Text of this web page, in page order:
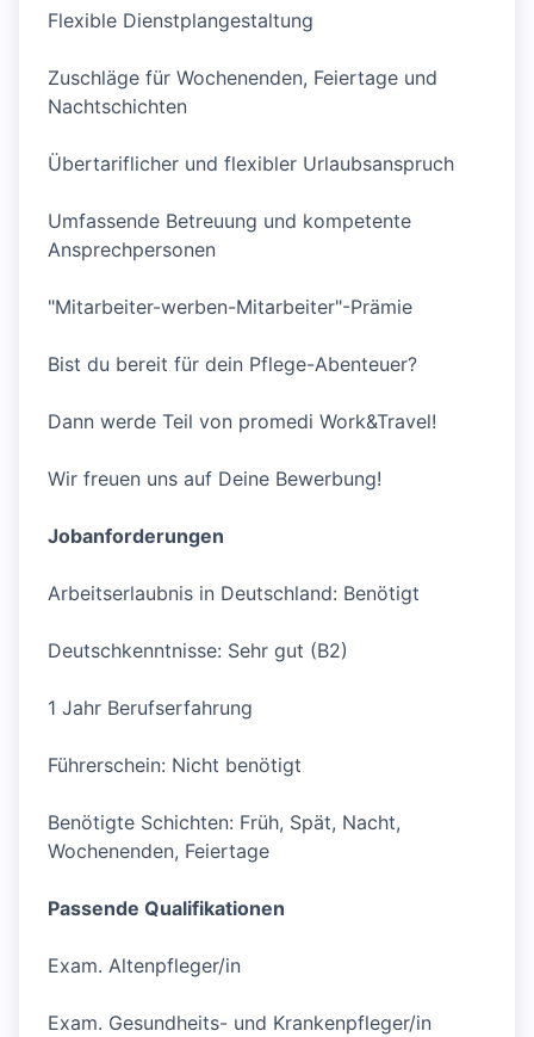
Flexible Dienstplangestaltung
Zuschläge für Wochenenden, Feiertage und
Nachtschichten
Übertariflicher und flexibler Urlaubsanspruch
Umfassende Betreuung und kompetente
Ansprechpersonen
"Mitarbeiter-werben-Mitarbeiter"-Prämie
Bist du bereit für dein Pflege-Abenteuer?
Dann werde Teil von promedi Work&Travel!
Wir freuen uns auf Deine Bewerbung!
Jobanforderungen
Arbeitserlaubnis in Deutschland: Benötigt
Deutschkenntnisse: Sehr gut (B2)
1 Jahr Berufserfahrung
Führerschein: Nicht benötigt
Benötigte Schichten: Früh, Spät, Nacht,
Wochenenden, Feiertage
Passende Qualifikationen
Exam. Altenpfleger/in
Exam. Gesundheits- und Krankenpfleger/in